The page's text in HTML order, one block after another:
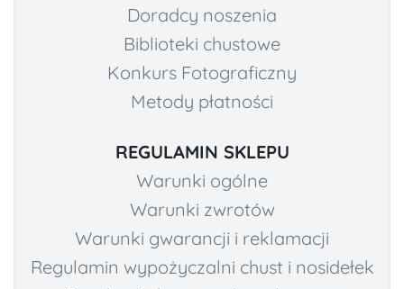
Doradcy noszenia
Biblioteki chustowe
Konkurs Fotograficzny
Metody płatności
REGULAMIN SKLEPU
Warunki ogólne
Warunki zwrotów
Warunki gwarancji i reklamacji
Regulamin wypożyczalni chust i nosidełek